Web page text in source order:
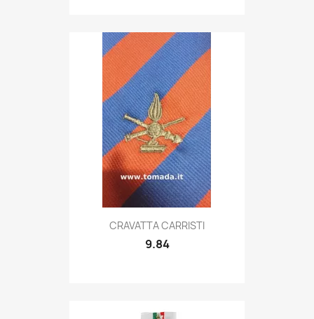
Quick view
CRAVATTA CARRISTI
9.84